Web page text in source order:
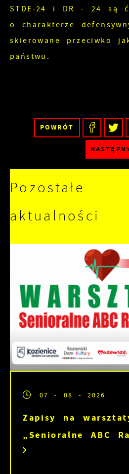
STDE-24 i DR - 24 są
o charakterze
skierowane przeciwko
państwu.
POWRÓT
Pozostałe
aktualności
07 - 08 - 2026
Zapisy na
„Senioralne ABC